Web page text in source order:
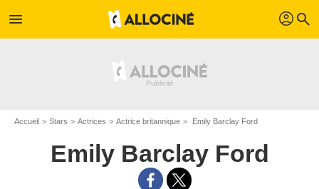
menu profil search
Accueil Stars Actrices Actrice britannique Emily Barclay Ford
Emily Barclay Ford